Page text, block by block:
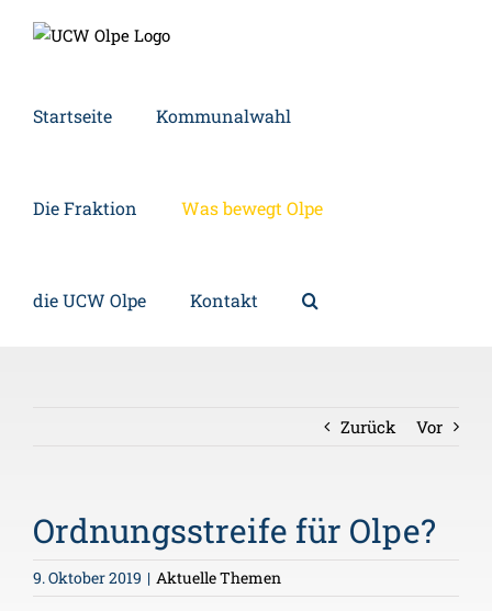
Inhalt
Startseite Kommunalwahl
Die Fraktion Was bewegt Olpe
die UCW Olpe Kontakt
Zurück Vor
Ordnungsstreife für Olpe?
9. Oktober 2019 | Aktuelle Themen